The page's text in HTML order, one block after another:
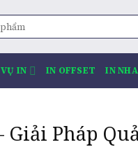
IN IN OFFSET IN
Pháp